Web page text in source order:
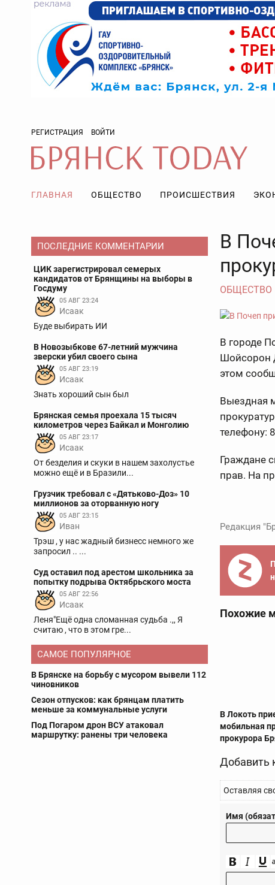
РЕГИСТРАЦИЯ ВОЙТИ
ГЛАВНАЯ ОБЩЕСТВО ПРОИСШЕСТВИЯ
ПОСЛЕДНИЕ КОММЕНТАРИИ
ЦИК зарегистрировал семерых
кандидатов от Брянщины на выборы в
Госдуму
05 АВГ 23:24
Исаак
Буде выбирать ИИ
В Новозыбкове 67-летний мужчина
зверски убил своего сына
05 АВГ 23:19
Исаак
Знать хороший сын был
Брянская семья проехала 15 тысяч
километров через Байкал и Монголию
05 АВГ 23:17
Исаак
От безделия и скуки в нашем захолустье
можно ещё и в Бразили...
Грузчик требовал с «Дятьково-Доз» 10
миллионов за оторванную ногу
05 АВГ 23:15
Иван
Трэш , у нас жадный бизнесс немного же
запросил .. ...
Суд оставил под арестом школьника за
попытку подрыва Октябрьского моста
05 АВГ 22:56
Исаак
Леня"Ещё одна сломанная судьба .,, Я
считаю , что в этом гре...
САМОЕ ПОПУЛЯРНОЕ
В Брянске на борьбу с мусором вывели 112
чиновников
Сезон отпусков: как брянцам платить
меньше за коммунальные услуги
Под Погаром дрон ВСУ атаковал
маршрутку: ранены три человека
В
ОБЩЕСТВО
В городе
Шойсорон
этом
Выездная
телефону:
Граждане
прав. На
Редакция
Похожие
В Локоть
мобильная
прокурора
Добавить
Оставляя
Имя